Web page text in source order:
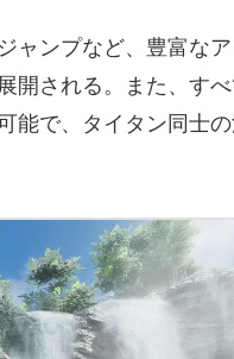
ャンプなど、豊富な
開される。また、す
能で、タイタン同士